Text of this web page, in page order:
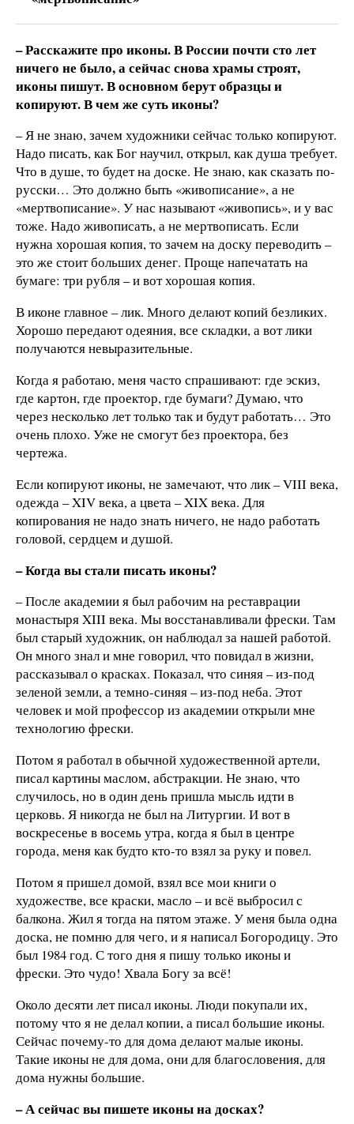
– Расскажите про иконы. В России почти сто лет
ничего не было, а сейчас снова храмы строят,
иконы пишут. В основном берут образцы и
копируют. В чем же суть иконы?
– Я не знаю, зачем художники сейчас только копируют.
Надо писать, как Бог научил, открыл, как душа требует.
Что в душе, то будет на доске. Не знаю, как сказать по-
русски… Это должно быть «живописание», а не
«мертвописание». У нас называют «живопись», и у вас
тоже. Надо живописать, а не мертвописать. Если
нужна хорошая копия, то зачем на доску переводить –
это же стоит больших денег. Проще напечатать на
бумаге: три рубля – и вот хорошая копия.
В иконе главное – лик. Много делают копий безликих.
Хорошо передают одеяния, все складки, а вот лики
получаются невыразительные.
Когда я работаю, меня часто спрашивают: где эскиз,
где картон, где проектор, где бумаги? Думаю, что
через несколько лет только так и будут работать… Это
очень плохо. Уже не смогут без проектора, без
чертежа.
Если копируют иконы, не замечают, что лик – VIII века,
одежда – XIV века, а цвета – XIX века. Для
копирования не надо знать ничего, не надо работать
головой, сердцем и душой.
– Когда вы стали писать иконы?
– После академии я был рабочим на реставрации
монастыря XIII века. Мы восстанавливали фрески. Там
был старый художник, он наблюдал за нашей работой.
Он много знал и мне говорил, что повидал в жизни,
рассказывал о красках. Показал, что синяя – из-под
зеленой земли, а темно-синяя – из-под неба. Этот
человек и мой профессор из академии открыли мне
технологию фрески.
Потом я работал в обычной художественной артели,
писал картины маслом, абстракции. Не знаю, что
случилось, но в один день пришла мысль идти в
церковь. Я никогда не был на Литургии. И вот в
воскресенье в восемь утра, когда я был в центре
города, меня как будто кто-то взял за руку и повел.
Потом я пришел домой, взял все мои книги о
художестве, все краски, масло – и всё выбросил с
балкона. Жил я тогда на пятом этаже. У меня была одна
доска, не помню для чего, и я написал Богородицу. Это
был 1984 год. С того дня я пишу только иконы и
фрески. Это чудо! Хвала Богу за всё!
Около десяти лет писал иконы. Люди покупали их,
потому что я не делал копии, а писал большие иконы.
Сейчас почему-то для дома делают малые иконы.
Такие иконы не для дома, они для благословения, для
дома нужны большие.
– А сейчас вы пишете иконы на досках?